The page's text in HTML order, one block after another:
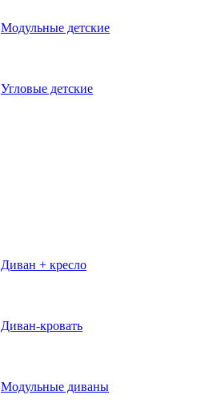
Модульные детские
Угловые детские
Диван + кресло
Диван-кровать
Модульные диваны